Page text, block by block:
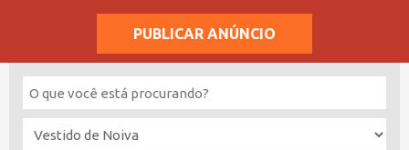
PUBLICAR ANÚNCIO